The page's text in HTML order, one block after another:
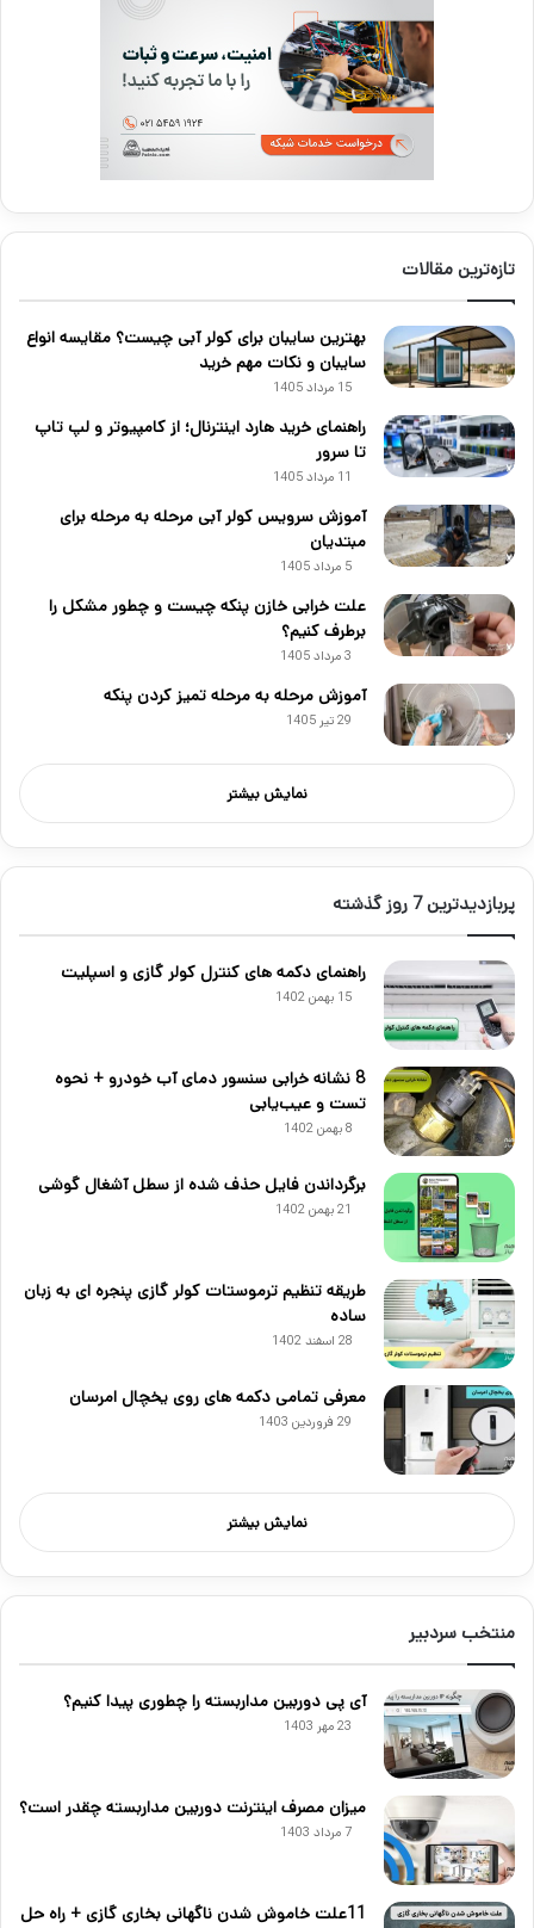
تازه‌ترین مقالات
بهترین سایبان برای کولر آبی چیست؟ مقایسه انواع
سایبان و نکات مهم خرید
15 مرداد 1405
راهنمای خرید هارد اینترنال؛ از کامپیوتر و لپ تاپ
تا سرور
11 مرداد 1405
آموزش سرویس کولر آبی مرحله به مرحله برای
مبتدیان
5 مرداد 1405
علت خرابی خازن پنکه چیست و چطور مشکل را
برطرف کنیم؟
3 مرداد 1405
آموزش مرحله به مرحله تمیز کردن پنکه
29 تیر 1405
نمایش بیشتر
پربازدیدترین 7 روز گذشته
راهنمای دکمه های کنترل کولر گازی و اسپلیت
15 بهمن 1402
8 نشانه خرابی سنسور دمای آب خودرو + نحوه
تست و عیب‌یابی
8 بهمن 1402
برگرداندن فایل حذف شده از سطل آشغال گوشی
21 بهمن 1402
طریقه تنظیم ترموستات کولر گازی پنجره ای به زبان
ساده
28 اسفند 1402
معرفی تمامی دکمه های روی یخچال امرسان
29 فروردین 1403
نمایش بیشتر
منتخب سردبیر
آی پی دوربین مداربسته را چطوری پیدا کنیم؟
23 مهر 1403
میزان مصرف اینترنت دوربین مداربسته چقدر است؟
7 مرداد 1403
11علت خاموش شدن ناگهانی بخاری گازی + راه حل